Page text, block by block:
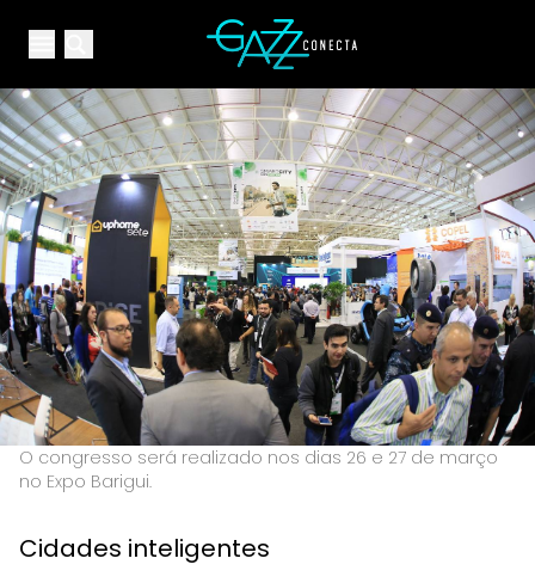
Open main menuYour Company
O congresso será realizado nos dias 26 e 27 de março
no Expo Barigui.
Cidades inteligentes